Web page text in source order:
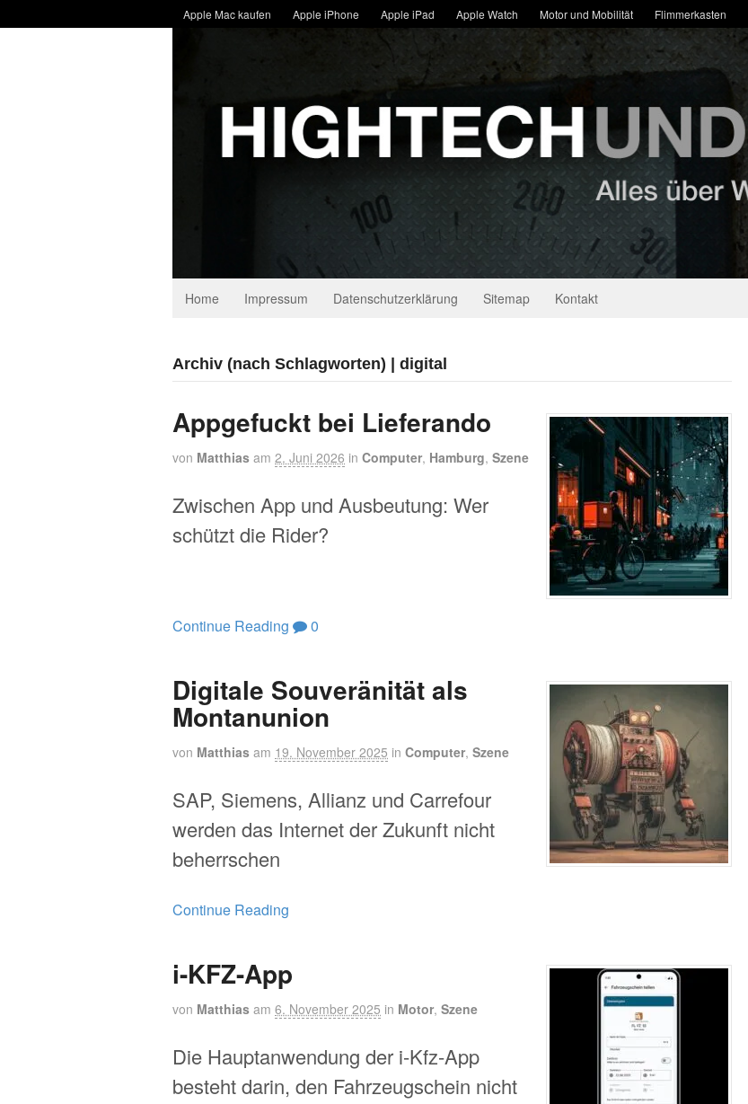
Apple Mac kaufen Apple iPhone Apple iPad Apple Watch Motor und Mobilität Flimmerkasten
Home Impressum Datenschutzerklärung Sitemap Kontakt
Archiv (nach Schlagworten) | digital
Appgefuckt bei Lieferando
von Matthias am 2. Juni 2026 in Computer, Hamburg, Szene
Zwischen App und Ausbeutung: Wer
schützt die Rider?
Continue Reading 0
Digitale Souveränität als
Montanunion
von Matthias am 19. November 2025 in Computer, Szene
SAP, Siemens, Allianz und Carrefour
werden das Internet der Zukunft nicht
beherrschen
Continue Reading
i-KFZ-App
von Matthias am 6. November 2025 in Motor, Szene
Die Hauptanwendung der i-Kfz-App
besteht darin, den Fahrzeugschein nicht